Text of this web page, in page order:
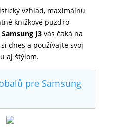
vzhľad, maximálnu
knižkové puzdro,
J3vás čaká na
dnes a používajte svoj
aj štýlom.
pre Samsung